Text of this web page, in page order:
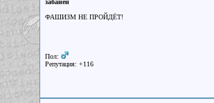
забанен
ФАШИЗМ НЕ ПРОЙДЁТ!
Пол:
Репутация: +116